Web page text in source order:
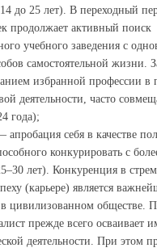
до 25 лет). В переходный
продолжает активный поиск
учебного заведения с
самостоятельной жизни.
избранной профессии в
деятельности, часто
года);
себя в качестве
конкурировать с
лет). Конкуренция в
(карьере) является
цивилизованном обществе.
прежде всего осваивает
деятельности. При этом